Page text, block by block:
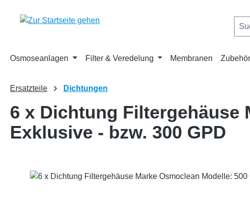
Osmoseanlagen Filter & Veredelung Membranen Zubehör
Ersatzteile Dichtungen
6 x Dichtung Filtergehäuse
Exklusive - bzw. 300 GPD
Bildergalerie überspringen